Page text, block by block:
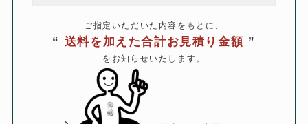
ご指定いただいた内容をもとに、
“ 送料を加えた合計お見積り金額 ”
をお知らせいたします。